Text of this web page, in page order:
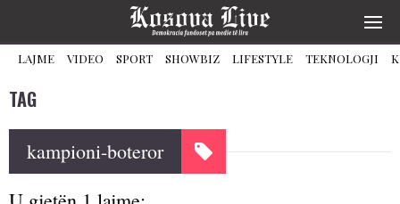
LAJME VIDEO SPORT SHOWBIZ LIFESTYLE TEKNOLOGJI
TAG
kampioni-boteror